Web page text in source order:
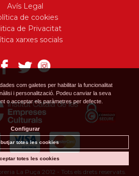
Avís Legal
de cookies
de Privacitat
xarxes socials
La Puça 2012 - Tots els drets reservats.
com galetes per habilitar la funcionalitat
i personalització. Podeu canviar la seva
o acceptar els paràmetres per defecte.
Configurar
totes les cookies
totes les cookies